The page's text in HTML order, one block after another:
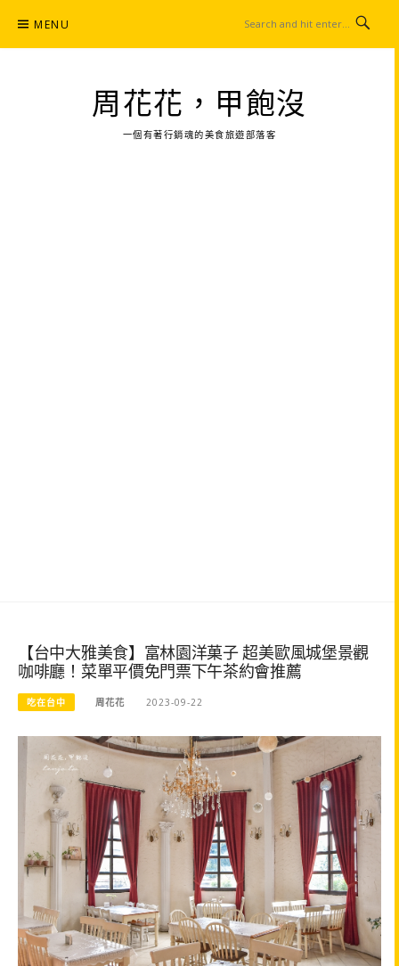
content
MENU
周花花，甲飽沒
一個有著行銷魂的美食旅遊部落客
【台中大雅美食】富林園洋菓子 超美歐風城堡景觀
咖啡廳！菜單平價免門票下午茶約會推薦
吃在台中 周花花 2023-09-22